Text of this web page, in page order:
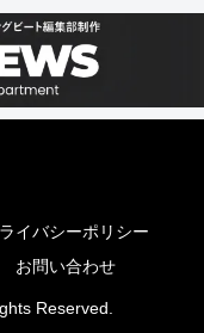
イバシーポリシー
お問い合わせ
Reserved.